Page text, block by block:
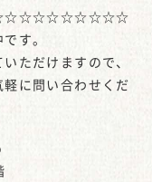
す。
ただけますので、
に問い合わせくだ